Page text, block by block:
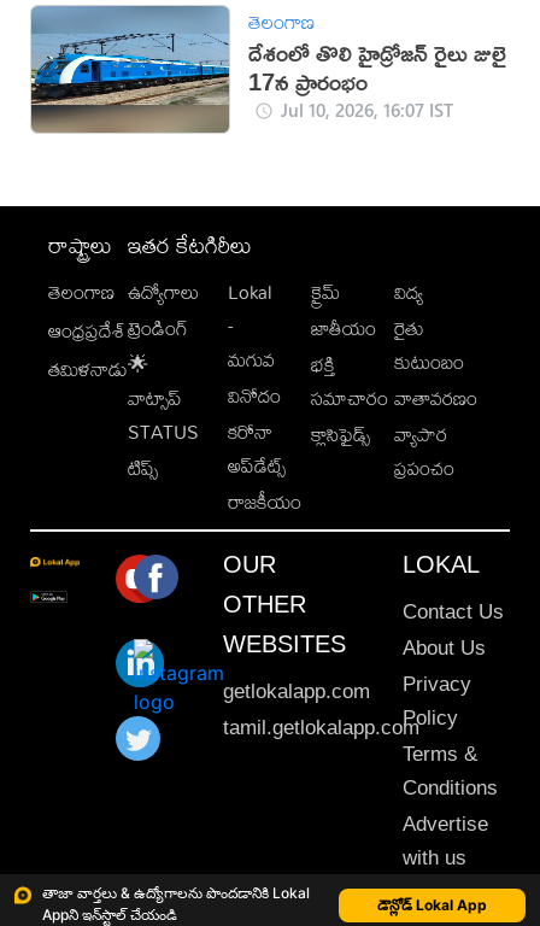
తాజా వార్తలు & ఉద్యోగాలను పొందడానికి Lokal
Appని ఇన్‌స్టాల్ చేయండి
డౌన్లోడ్ Lokal App
తెలంగాణ
దేశంలో తొలి హైడ్రోజన్ రైలు జులై
17న ప్రారంభం
Jul 10, 2026, 16:07 IST
రాష్ట్రాలు
తెలంగాణ
ఆంధ్రప్రదేశ్
తమిళనాడు
ఇతర కేటగిరీలు
ఉద్యోగాలు
ట్రెండింగ్
🌟
వాట్సాప్
STATUS
టిప్స్
Lokal
-
మగువ
వినోదం
కరోనా
అప్‌డేట్స్
రాజకీయం
క్రైమ్
జాతీయం
భక్తి
సమాచారం
క్లాసిఫైడ్స్
విద్య
రైతు
కుటుంబం
వాతావరణం
వ్యాపార
ప్రపంచం
OUR
OTHER
WEBSITES
getlokalapp.com
tamil.getlokalapp.com
LOKAL
Contact Us
About Us
Privacy
Policy
Terms &
Conditions
Advertise
with us
Sitemap
This material may not be published, transmitted, rewritten or redistributed. © 2020 Lokal App. All rights reserved.